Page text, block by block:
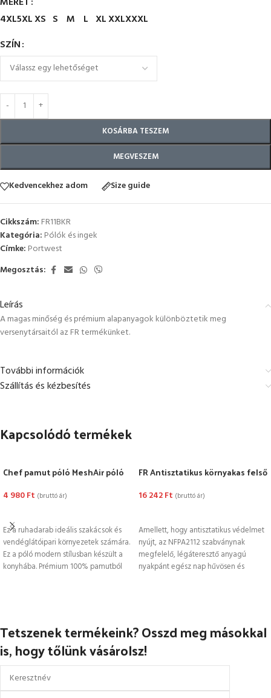
4XL5XLXS S M L XLXXLXXXL
SZÍN
KOSÁRBA TESZEM
MEGVESZEM
Kedvencekhez adom Size guide
Cikkszám: FR11BKR
Kategória: Pólók és ingek
Címke: Portwest
Megosztás:
Leírás
A magas minőség és prémium alapanyagok különböztetik meg
versenytársaitól az FR termékünket.
További információk
Szállítás és kézbesítés
Kapcsolódó termékek
Chef pamut póló MeshAir póló
4 980Ft (bruttó ár)
Ez a ruhadarab ideális szakácsok és
vendéglátóipari környezetek számára.
Ez a póló modern stílusban készült a
konyhába. Prémium 100% pamutból
FR Antisztatikus környakas felső
16 242Ft (bruttó ár)
Amellett, hogy antisztatikus védelmet
nyújt, az NFPA2112 szabványnak
megfelelő, légáteresztő anyagú
nyakpánt egész nap hűvösen és
Tetszenek termékeink? Osszd meg másokkal
is, hogy tőlünk vásárolsz!